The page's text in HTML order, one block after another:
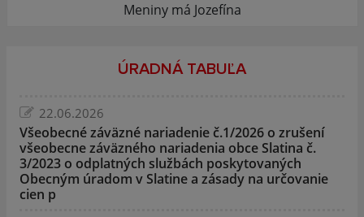
Meniny má Jozefína
ÚRADNÁ TABUĽA
22.06.2026
Všeobecné záväzné nariadenie č.1/2026 o zrušení
všeobecne záväzného nariadenia obce Slatina č.
3/2023 o odplatných službách poskytovaných
Obecným úradom v Slatine a zásady na určovanie
cien p